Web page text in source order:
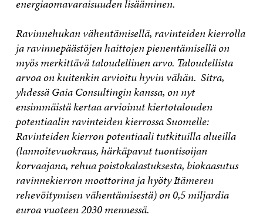
energiaomavaraisuuden lisääminen.
Ravinnehukan vähentämisellä, ravinteiden kierrolla
ja ravinnepäästöjen haittojen pienentämisellä on
myös merkittävä taloudellinen arvo. Taloudellista
arvoa on kuitenkin arvioitu hyvin vähän. Sitra,
yhdessä Gaia Consultingin kanssa, on nyt
ensimmäistä kertaa arvioinut kiertotalouden
potentiaalin ravinteiden kierrossa Suomelle:
Ravinteiden kierron potentiaali tutkituilla alueilla
(lannoitevuokraus, härkäpavut tuontisoijan
korvaajana, rehua poistokalastuksesta, biokaasutus
ravinnekierron moottorina ja hyöty Itämeren
rehevöitymisen vähentämisestä) on 0,5 miljardia
euroa vuoteen 2030 mennessä.